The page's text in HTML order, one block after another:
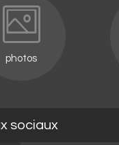
photos
sociaux